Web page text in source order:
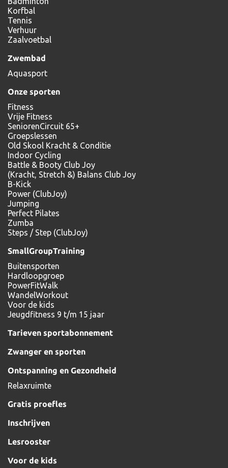
Korfbal
Tennis
Verhuur
Zaalvoetbal
Zwembad
Aquasport
Onze sporten
Fitness
Vrije Fitness
SeniorenCircuit 65+
Groepslessen
Old Skool Kracht & Conditie
Indoor Cycling
Battle & Booty Club Joy
(Kracht, Stretch &) Balans Club Joy
B-Kick
Power (ClubJoy)
Jumping
Perfect Pilates
Zumba
Steps / Step (ClubJoy)
SmallGroupTraining
Buitensporten
Hardloopgroep
PowerFitWalk
WandelWorkout
Voor de kids
Jeugdfitness 9 t/m 15 jaar
Tarieven sportabonnement
Zwanger en sporten
Ontspanning en Gezondheid
Relaxruimte
Gratis proefles
Inschrijven
Lesrooster
Voor de kids